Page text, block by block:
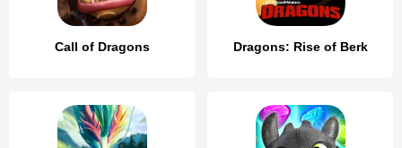
Call of Dragons Dragons: Rise of Berk